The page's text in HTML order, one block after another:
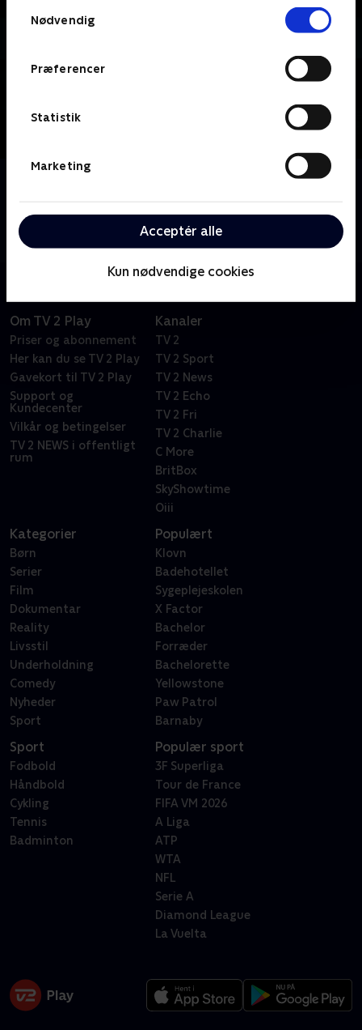
Nødvendig
Præferencer
Statistik
Marketing
Acceptér alle
Kun nødvendige cookies
er enke, prøver at starte forfra i en kystby med
åbningen af deres nye motel.
Om TV 2 Play
Priser og abonnement
Her kan du se TV 2 Play
Gavekort til TV 2 Play
Support og
Kundecenter
Vilkår og betingelser
TV 2 NEWS i offentligt
rum
Kanaler
TV 2
TV 2 Sport
TV 2 News
TV 2 Echo
TV 2 Fri
TV 2 Charlie
C More
BritBox
SkyShowtime
Oiii
Kategorier
Børn
Serier
Film
Dokumentar
Reality
Livsstil
Underholdning
Comedy
Nyheder
Sport
Populært
Klovn
Badehotellet
Sygeplejeskolen
X Factor
Bachelor
Forræder
Bachelorette
Yellowstone
Paw Patrol
Barnaby
Sport
Fodbold
Håndbold
Cykling
Tennis
Badminton
Populær sport
3F Superliga
Tour de France
FIFA VM 2026
A Liga
ATP
WTA
NFL
Serie A
Diamond League
La Vuelta